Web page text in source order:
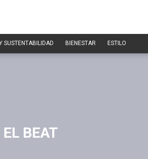
SUSTENTABILIDAD BIENESTAR ESTILO
BEAT